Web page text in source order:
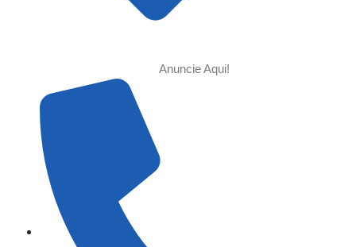
Anuncie Aqui!